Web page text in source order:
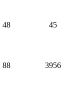
48 45
88 3956